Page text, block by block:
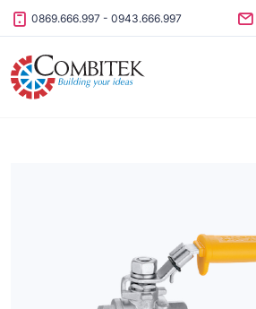
Skip to content
0869.666.997 - 0943.666.997